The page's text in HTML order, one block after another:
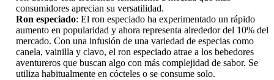
consumidores aprecian su versatilidad.
Ron especiado: El ron especiado ha experimentado un rápido
aumento en popularidad y ahora representa alrededor del 10% del
mercado. Con una infusión de una variedad de especias como
canela, vainilla y clavo, el ron especiado atrae a los bebedores
aventureros que buscan algo con más complejidad de sabor. Se
utiliza habitualmente en cócteles o se consume solo.